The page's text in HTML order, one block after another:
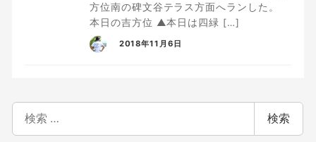
方位南の碑文谷テラス方面へランした。
本日の吉方位 ▲本日は四緑 […]
2018年11月6日
索
検索